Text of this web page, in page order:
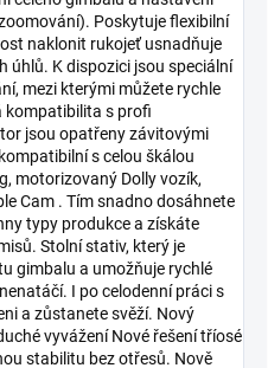
Poskytuje flexibilní
naklonit rukojeť usnadňuje
úhlů. K dispozici jsou speciální
mezi kterými můžete rychle
kompatibilita s profi
jsou opatřeny závitovými
s celou škálou
motorizovaný Dolly vozík,
Cam . Tím snadno dosáhnete
typy produkce a získáte
Stolní stativ, který je
gimbalu a umožňuje rychlé
I po celodenní práci s
a zůstanete svěží. Nový
vyvážení Nové řešení tříosé
stabilitu bez otřesů. Nově